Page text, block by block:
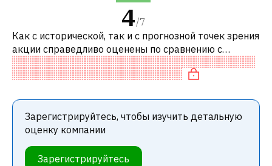
4/7
Как с исторической, так и с прогнозной точек зрения
акции справедливо оценены по сравнению с
аналогичными акциями. В частности, акция
компании разумно оценена по P/E, спр
Зарегистрируйтесь, чтобы изучить детальную
оценку компании
Зарегистрируйтесь